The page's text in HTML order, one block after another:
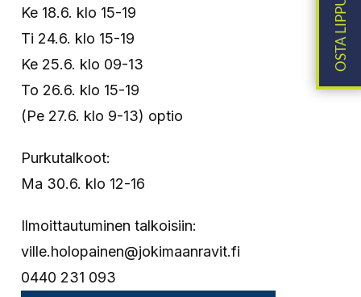
Ke 18.6. klo 15-19
Ti 24.6. klo 15-19
Ke 25.6. klo 09-13
To 26.6. klo 15-19
(Pe 27.6. klo 9-13) optio
Purkutalkoot:
Ma 30.6. klo 12-16
Ilmoittautuminen talkoisiin:
ville.holopainen@jokimaanravit.fi
0440 231 093